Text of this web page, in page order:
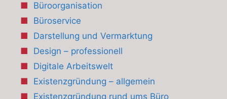
Büroorganisation
Büroservice
Darstellung und Vermarktung
Design – professionell
Digitale Arbeitswelt
Existenzgründung – allgemein
Existenzgründung rund ums Büro